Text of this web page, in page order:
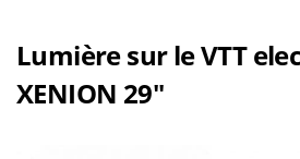
Lumière sur le VTT
XENION 29″